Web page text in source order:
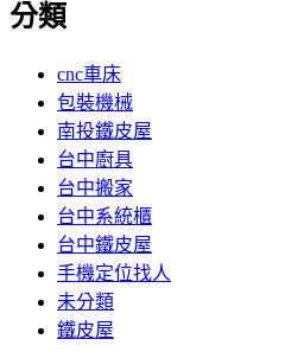
分類
cnc車床
包裝機械
南投鐵皮屋
台中廚具
台中搬家
台中系統櫃
台中鐵皮屋
手機定位找人
未分類
鐵皮屋